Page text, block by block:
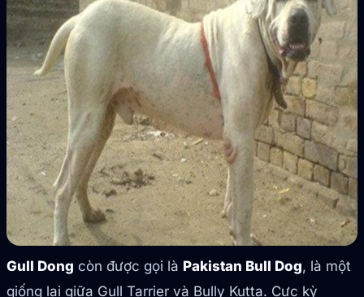
Gull Dong còn được gọi là Pakistan Bull Dog, là một
giống lai giữa Gull Tarrier và Bully Kutta. Cực kỳ